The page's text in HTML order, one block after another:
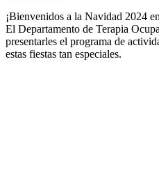
¡Bienvenidos a la Navidad 2024
El Departamento de Terapia
presentarles el programa de
estas fiestas tan especiales.